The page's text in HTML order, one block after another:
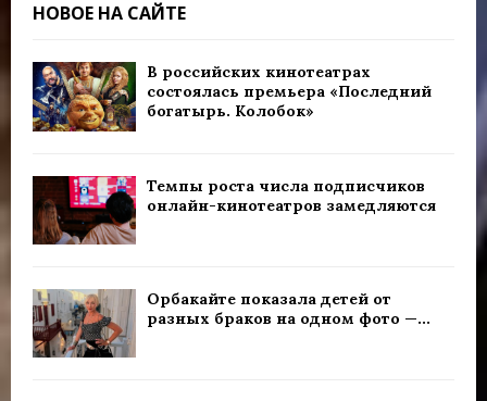
НОВОЕ НА САЙТЕ
В российских кинотеатрах
состоялась премьера «Последний
богатырь. Колобок»
Темпы роста числа подписчиков
онлайн-кинотеатров замедляются
Орбакайте показала детей от
разных браков на одном фото —...